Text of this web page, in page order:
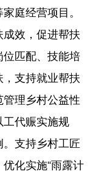
庭经营项目。
效，促进帮扶
匹配、技能培
支持就业帮扶
理乡村公益性
代赈实施规
支持乡村工匠
化实施“雨露计